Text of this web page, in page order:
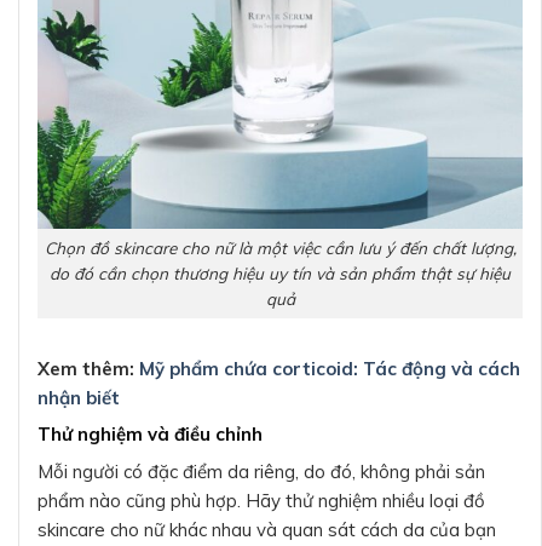
Chọn đồ skincare cho nữ là một việc cần lưu ý đến chất lượng,
do đó cần chọn thương hiệu uy tín và sản phẩm thật sự hiệu
quả
Xem thêm: Mỹ phẩm chứa corticoid: Tác động và cách
nhận biết
Thử nghiệm và điều chỉnh
Mỗi người có đặc điểm da riêng, do đó, không phải sản
phẩm nào cũng phù hợp. Hãy thử nghiệm nhiều loại đồ
skincare cho nữ khác nhau và quan sát cách da của bạn